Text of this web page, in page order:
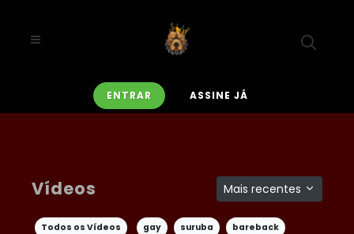
ENTRAR ASSINE JÁ
Vídeos Mais recentes
Todos os Vídeos gay suruba bareback